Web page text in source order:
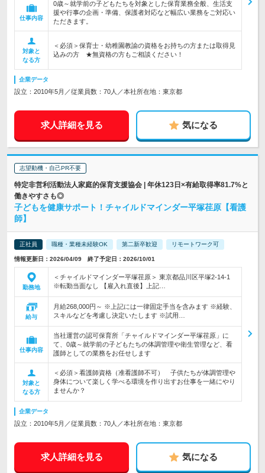
仕事内容
0歳～就学前の子どもたちを対象とした保育業務全般、生活支
援や行事の企画・準備、保護者対応など幅広い業務をご対応い
ただきます。
対象と
なる方
＜必須＞保育士・幼稚園教諭の資格をお持ちの方または取得見
込みの方 ★無資格の方もご相談ください！
企業データ
設立：2010年5月／従業員数：70人／本社所在地：東京都
求人詳細を見る 気になる
志望動機・自己PR不要
特定非営利活動法人家庭的保育支援協会 | 年休123日×有給取得率81.7%と
働きやすさも◎
子どもを健康サポート！チャイルドマインダー平塚荏原【看護
師】
正社員 職種・業種未経験OK 第二新卒歓迎 リモートワーク可
情報更新日：2026/04/09 終了予定日：2026/10/01
勤務地
＜チャイルドマインダー平塚荏原＞ 東京都品川区平塚2-14-1
※転勤当面なし 【雇入れ直後】上記…
給与
月給268,000円～ ※上記には一律固定手当を含みます ※経験、
スキルなどを考慮し決定いたします ※試用…
仕事内容
当社運営の認可保育所「チャイルドマインダー平塚荏原」に
て、0歳～就学前の子どもたちの体調管理や衛生管理など、看
護師としての業務をお任せします
対象と
なる方
＜必須＞看護師資格（准看護師不可） 子供たちが体調管理や
身体について楽しく学べる環境を作り出すお仕事を一緒にやり
ませんか？
企業データ
設立：2010年5月／従業員数：70人／本社所在地：東京都
求人詳細を見る 気になる